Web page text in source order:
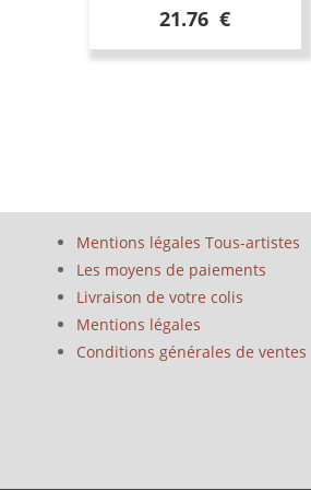
21.76 €
Mentions légales Tous-artistes
Les moyens de paiements
Livraison de votre colis
Mentions légales
Conditions générales de ventes